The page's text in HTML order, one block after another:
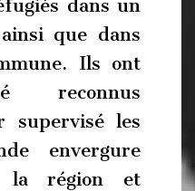
dans un
que dans
Ils ont
reconnus
supervisé les
envergure
la région et